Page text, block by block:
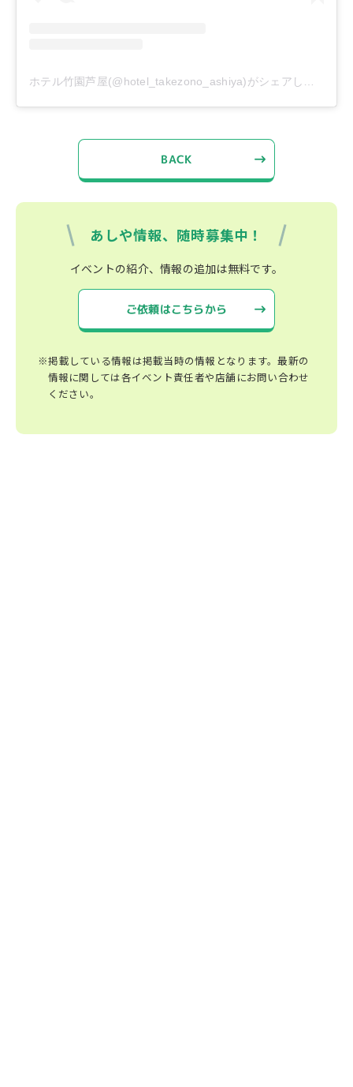
BACK
あしや情報、随時募集中！
イベントの紹介、情報の追加は無料です。
ご依頼はこちらから
※掲載している情報は掲載当時の情報となります。最新の
情報に関しては各イベント責任者や店舗にお問い合わせ
ください。